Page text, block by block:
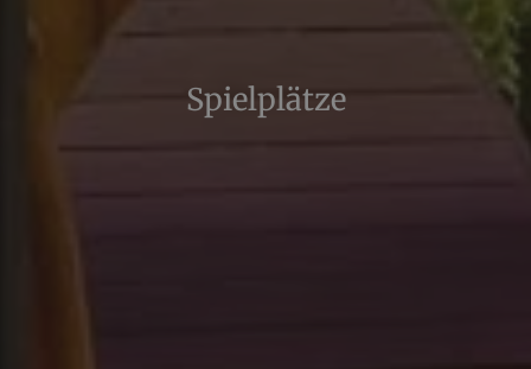
Spielplätze